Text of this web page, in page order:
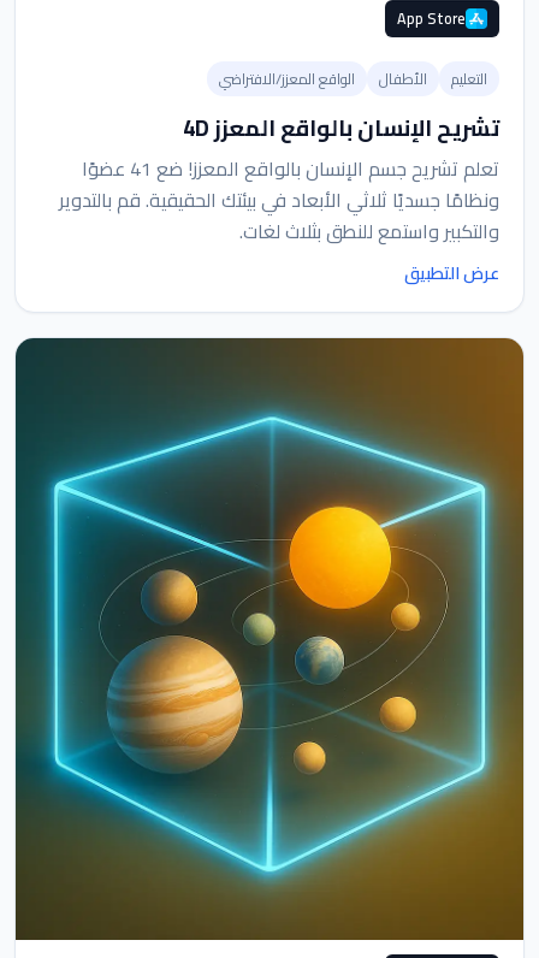
App Store
التعليم الأطفال الواقع المعزز/الافتراضي
تشريح الإنسان بالواقع المعزز 4D
تعلم تشريح جسم الإنسان بالواقع المعزز! ضع 41 عضوًا
ونظامًا جسديًا ثلاثي الأبعاد في بيئتك الحقيقية. قم بالتدوير
والتكبير واستمع للنطق بثلاث لغات.
عرض التطبيق